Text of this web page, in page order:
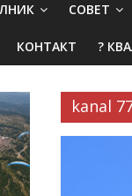
СОВЕТ
КОНТАКТ ?
kanal